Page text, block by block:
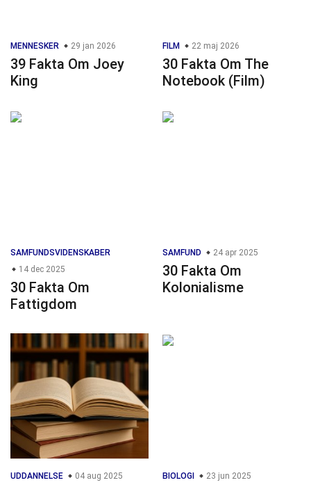
MENNESKER 29 jan 2026
39 Fakta Om Joey
King
FILM 22 maj 2026
30 Fakta Om The
Notebook (Film)
SAMFUNDSVIDENSKABER
14 dec 2025
30 Fakta Om
Fattigdom
SAMFUND 24 apr 2025
30 Fakta Om
Kolonialisme
UDDANNELSE 04 aug 2025 BIOLOGI 23 jun 2025